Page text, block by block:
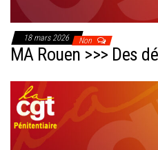
18 mars 2026 Non
MA Rouen >>> Des